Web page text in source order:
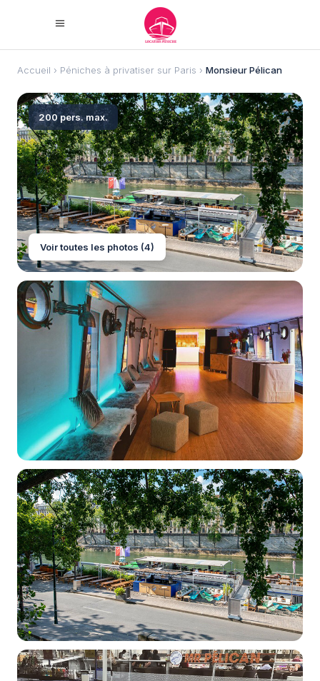
Accueil › Péniches à privatiser sur Paris › Monsieur Pélican
200 pers. max.
Voir toutes les photos (4)